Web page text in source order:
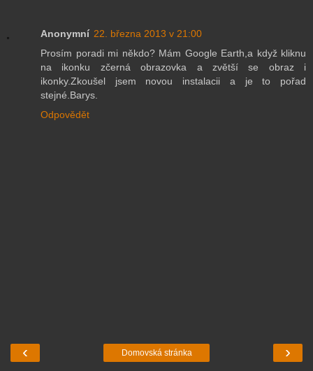
Anonymní 22. března 2013 v 21:00
Prosím poradi mi někdo? Mám Google Earth,a když kliknu
na ikonku zčerná obrazovka a zvětší se obraz i
ikonky.Zkoušel jsem novou instalacii a je to pořad
stejné.Barys.
Odpovědět
‹ ›
Domovská stránka